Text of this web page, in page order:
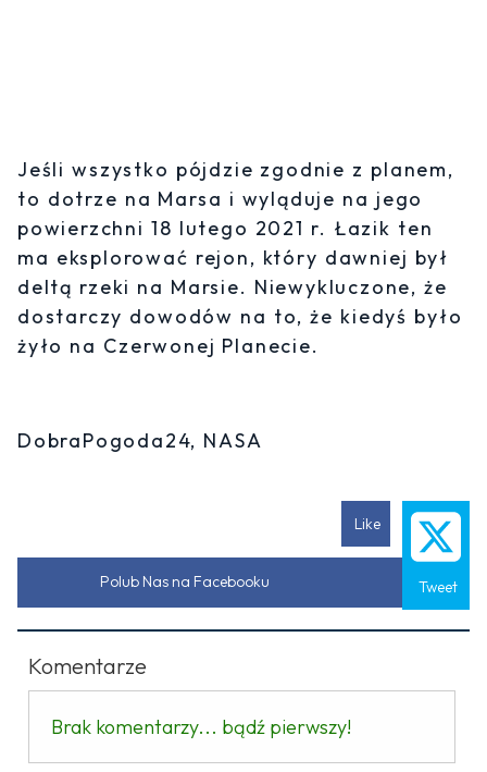
Jeśli wszystko pójdzie zgodnie z planem,
to dotrze na Marsa i wyląduje na jego
powierzchni 18 lutego 2021 r. Łazik ten
ma eksplorować rejon, który dawniej był
deltą rzeki na Marsie. Niewykluczone, że
dostarczy dowodów na to, że kiedyś było
żyło na Czerwonej Planecie.
DobraPogoda24, NASA
Like
Tweet
Polub Nas na Facebooku
Komentarze
Brak komentarzy... bądź pierwszy!